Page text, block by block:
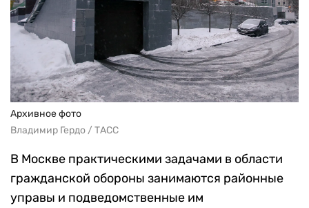
Архивное фото
Владимир Гердо / ТАСС
В Москве практическими задачами в области
гражданской обороны занимаются районные
управы и подведомственные им